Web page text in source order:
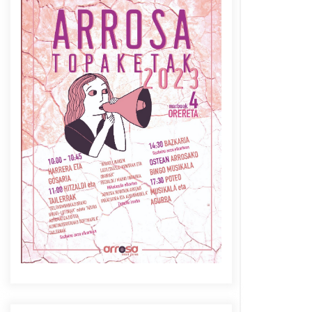
Azaroak 6 Iurretan Arrosa
sarearen IX. topaketak
2021/10/04
Berria egunkarian
elkarrizketa Arrosaren 20
urteez
2021/07/06
Arrosaren laburpen bideoa
Hamaika Telebistaren eskutik
2021/06/30